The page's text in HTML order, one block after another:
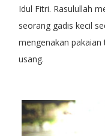
Idul Fitri. Rasulullah
seorang gadis kecil
mengenakan
usang.